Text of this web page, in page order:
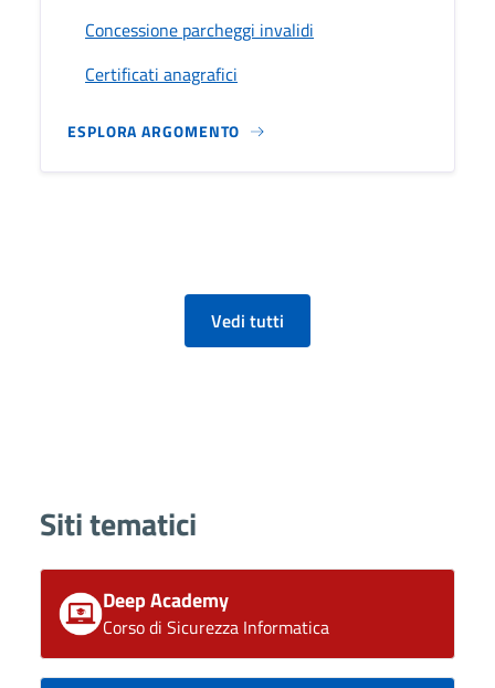
Concessione parcheggi invalidi
Certificati anagrafici
ESPLORA ARGOMENTO
Vedi tutti
Siti tematici
Deep Academy
Corso di Sicurezza Informatica